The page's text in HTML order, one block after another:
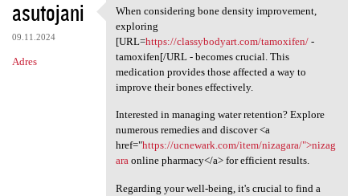
asutojani
09.11.2024
Adres
When considering bone density
When considering bone density improvement,
exploring
[URL=https://classybodyart.com/tamoxifen/-
tamoxifen[/URL - becomes crucial. This
medication provides those affected a way to
improve their bones effectively.
Interested in managing water retention? Explore
numerous remedies and discover <a
href="https://ucnewark.com/item/nizagara/">nizag
araonline pharmacy</a> for efficient results.
Regarding your well-being, it's crucial to find a